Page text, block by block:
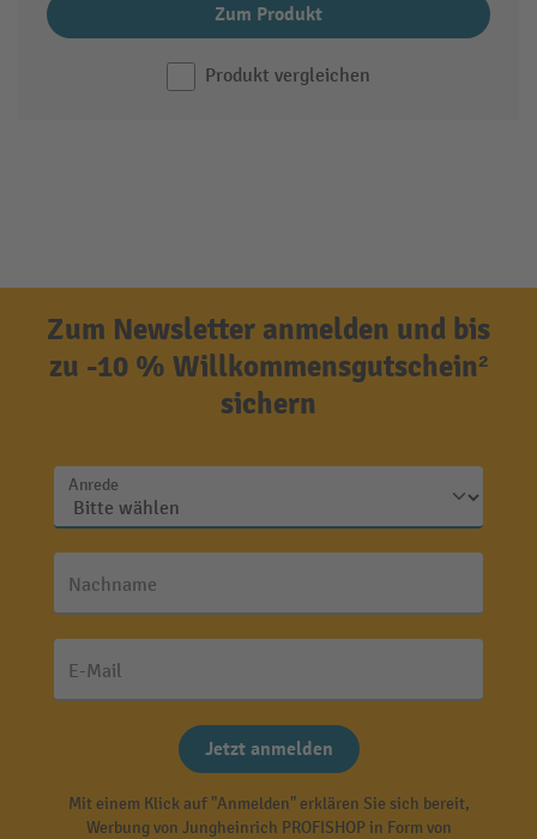
Zum Produkt
Produkt vergleichen
Zum Newsletter anmelden und bis
zu -10 % Willkommensgutschein²
sichern
Anrede
Nachname
E-Mail
Jetzt anmelden
Mit einem Klick auf "Anmelden" erklären Sie sich bereit,
Werbung von Jungheinrich PROFISHOP in Form von